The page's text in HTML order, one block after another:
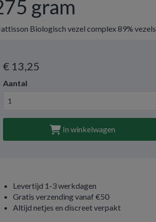
gram
Biologisch vezel complex 89% vezels
€ 13,25
Aantal
In winkelwagen
Levertijd 1-3 werkdagen
Gratis verzending vanaf €50
Altijd netjes en discreet verpakt